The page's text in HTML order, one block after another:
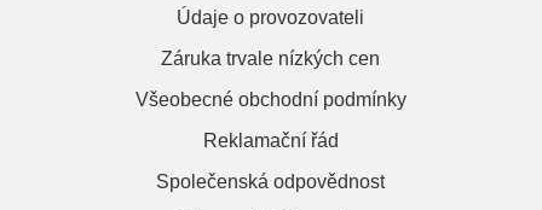
Údaje o provozovateli
Záruka trvale nízkých cen
Všeobecné obchodní podmínky
Reklamační řád
Společenská odpovědnost